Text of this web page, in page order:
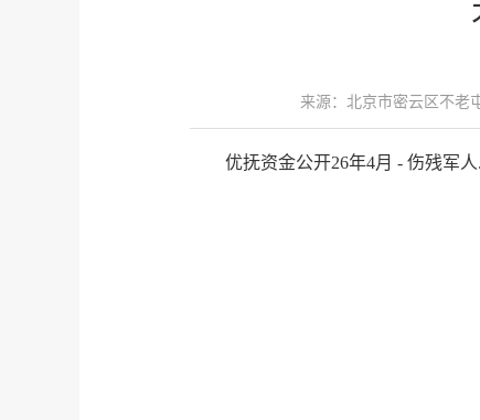
来源：北京市密云区不老
优抚资金公开26年4月 - 伤残军人